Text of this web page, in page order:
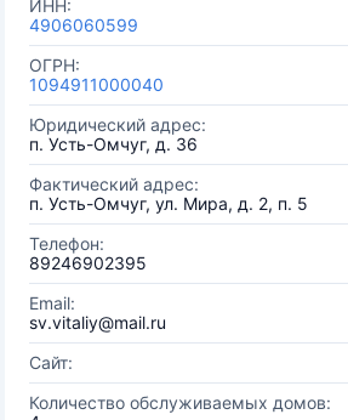
ИНН:
4906060599
ОГРН:
1094911000040
Юридический адрес:
п. Усть-Омчуг, д. 36
Фактический адрес:
п. Усть-Омчуг, ул. Мира, д. 2, п. 5
Телефон:
89246902395
Email:
sv.vitaliy@mail.ru
Сайт:
Количество обслуживаемых домов: